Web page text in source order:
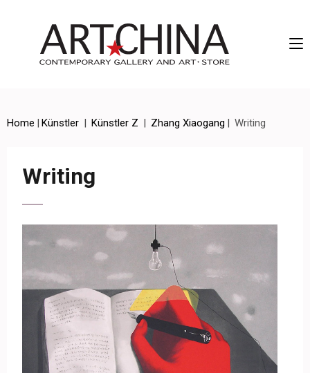
Home | Künstler | Künstler Z | Zhang Xiaogang | Writing
Writing